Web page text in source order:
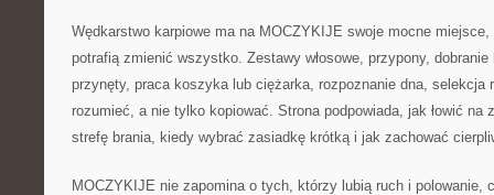
Wędkarstwo karpiowe ma na MOCZYKIJE swoje mocne
potrafią zmienić wszystko. Zestawy włosowe, przypony,
przynęty, praca koszyka lub ciężarka, rozpoznanie dna, selekcja
rozumieć, a nie tylko kopiować. Strona podpowiada, jak łowić na
strefę brania, kiedy wybrać zasiadkę krótką i jak zachować
MOCZYKIJE nie zapomina o tych, którzy lubią ruch i polowanie,